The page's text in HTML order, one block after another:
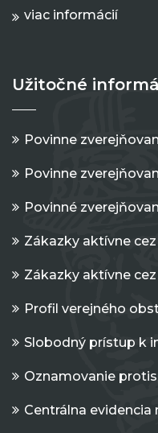
viac informácií
Užitočné
Povinne
Povinne
Povinné
Zákazky aktívne
Zákazky aktívne cez
Profil verejného
Slobodný prístup k
Oznamovanie
Centrálna evidencia